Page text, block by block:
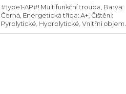
#type1-AP#! Multifunkční trouba, Barva:
Černá, Energetická třída: A+, Čištění:
Pyrolytické, Hydrolytické, Vnitřní objem:
71 l, Max. příkon: 3600 W, Gril, Rozměry